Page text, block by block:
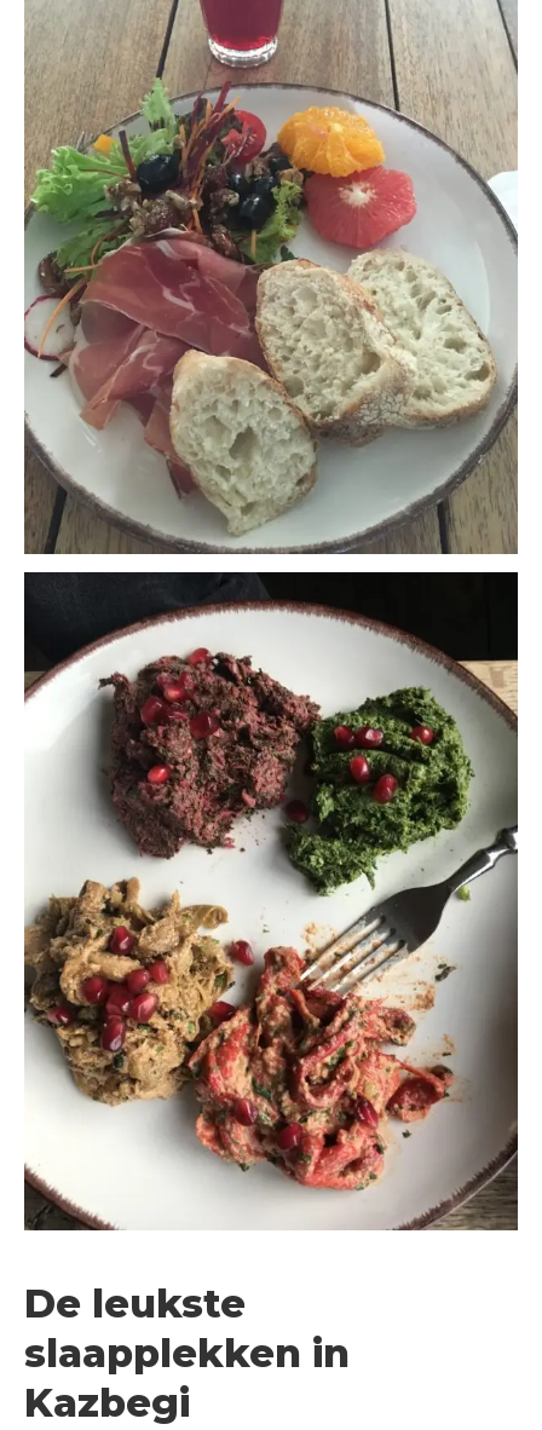
De leukste
slaapplekken in
Kazbegi